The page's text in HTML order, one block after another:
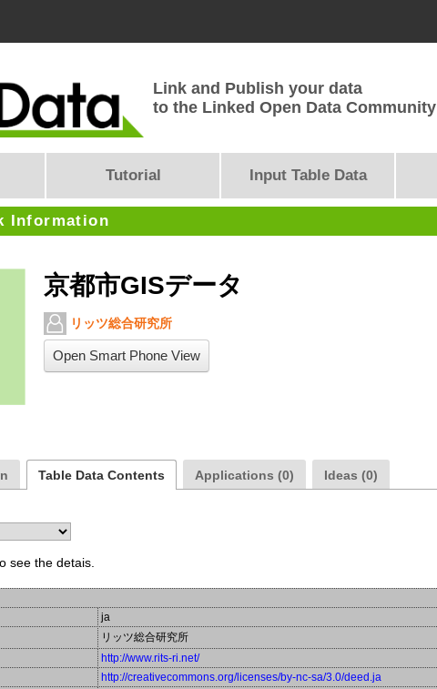
Link and Publish your data
to the Linked Open Data Community
Tutorial Input Table Data
Information
京都市GISデータ
リッツ総合研究所
Open Smart Phone View
Table Data Contents Applications (0) Ideas (0)
see the detais.
ja
リッツ総合研究所
http://www.rits-ri.net/
http://creativecommons.org/licenses/by-nc-sa/3.0/deed.ja